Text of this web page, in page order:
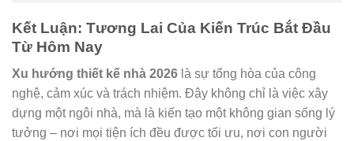
Kết Luận: Tương Lai Của Kiến Trúc Bắt Đầu
Từ Hôm Nay
Xu hướng thiết kế nhà 2026 là sự tổng hòa của công
nghệ, cảm xúc và trách nhiệm. Đây không chỉ là việc xây
dựng một ngôi nhà, mà là kiến tạo một không gian sống lý
tưởng – nơi mọi tiện ích đều được tối ưu, nơi con người